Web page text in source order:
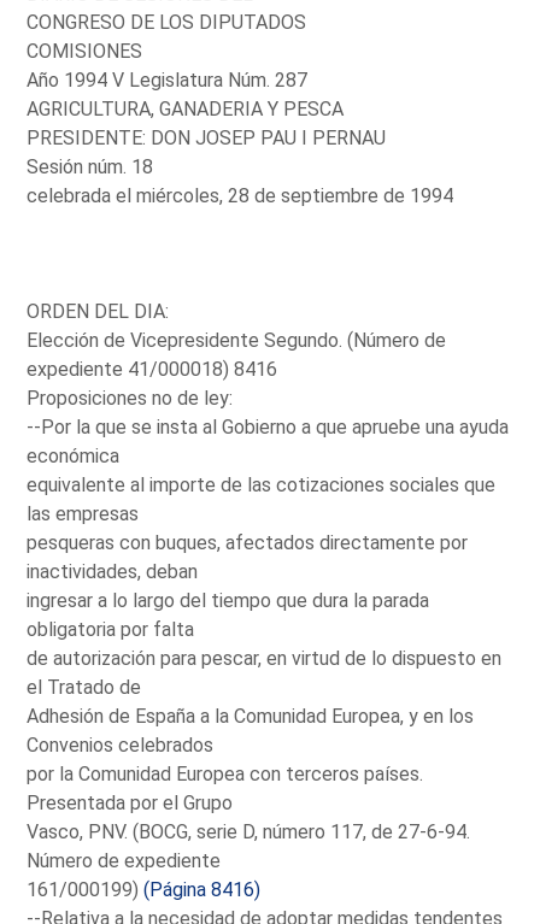
CONGRESO DE LOS DIPUTADOS
COMISIONES
Año 1994 V Legislatura Núm. 287
AGRICULTURA, GANADERIA Y PESCA
PRESIDENTE: DON JOSEP PAU I PERNAU
Sesión núm. 18
celebrada el miércoles, 28 de septiembre de 1994
ORDEN DEL DIA:
Elección de Vicepresidente Segundo. (Número de
expediente 41/000018) 8416
Proposiciones no de ley:
--Por la que se insta al Gobierno a que apruebe una ayuda
económica
equivalente al importe de las cotizaciones sociales que
las empresas
pesqueras con buques, afectados directamente por
inactividades, deban
ingresar a lo largo del tiempo que dura la parada
obligatoria por falta
de autorización para pescar, en virtud de lo dispuesto en
el Tratado de
Adhesión de España a la Comunidad Europea, y en los
Convenios celebrados
por la Comunidad Europea con terceros países.
Presentada por el Grupo
Vasco, PNV. (BOCG, serie D, número 117, de 27-6-94.
Número de expediente
161/000199)(Página 8416)
--Relativa a la necesidad de adoptar medidas tendentes